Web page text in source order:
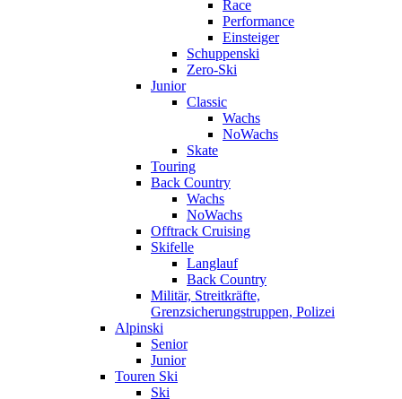
Race
Performance
Einsteiger
Schuppenski
Zero-Ski
Junior
Classic
Wachs
NoWachs
Skate
Touring
Back Country
Wachs
NoWachs
Offtrack Cruising
Skifelle
Langlauf
Back Country
Militär, Streitkräfte,
Grenzsicherungstruppen, Polizei
Alpinski
Senior
Junior
Touren Ski
Ski